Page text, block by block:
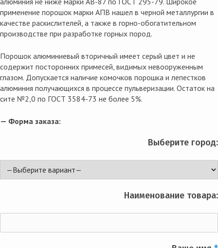
применение порошок марки АПВ нашел в черной металлургии в
качестве раскислителей, а также в горно-обогатительном
производстве при разработке горных пород.
Порошок алюминиевый вторичный имеет серый цвет и не
содержит посторонних примесей, видимых невооруженным
глазом. Допускается наличие комочков порошка и лепестков
алюминия получающихся в процессе пульверизации. Остаток на
сите №2,0 по ГОСТ 3584-73 не более 5%.
— Форма заказа:
Выберите город:
Наименование товара: